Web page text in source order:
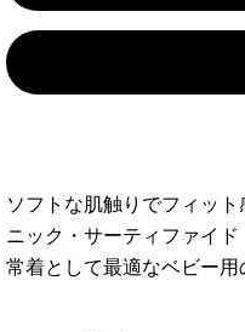
ソフトな肌触りでフィッ
ニック・サーティファイ
常着として最適なベビー用